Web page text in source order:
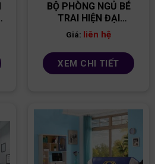
BỘ PHÒNG NGỦ BÉ
TRAI HIỆN ĐẠI
PNBT02
Giá: liên hệ
XEM CHI TIẾT